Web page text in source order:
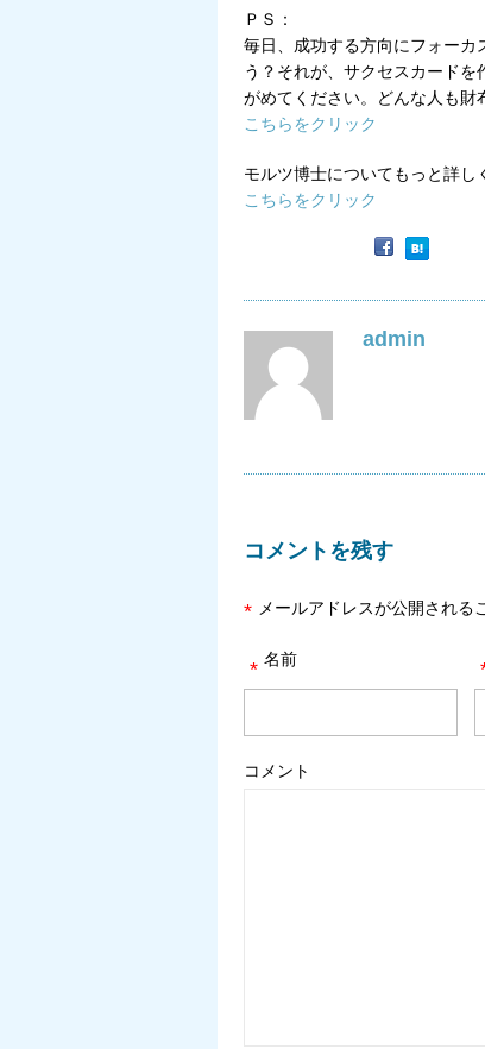
ＰＳ：
毎日、成功する方向にフォーカ
う？それが、サクセスカード
がめてください。どんな人も財
こちらをクリック
モルツ博士についてもっと詳し
こちらをクリック
admin
コメントを残す
メールアドレスが公開される
*
名前
*
コメント